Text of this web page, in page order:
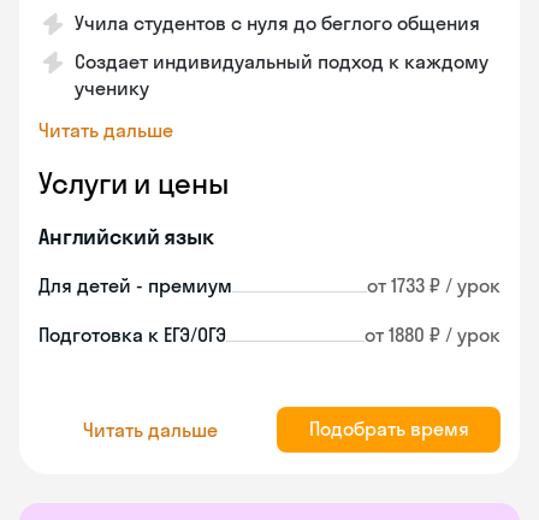
Учила студентов с нуля до беглого общения
Создает индивидуальный подход к каждому
ученику
Читать дальше
Услуги и цены
Английский язык
Для детей - премиум от 1733 ₽ / урок
Подготовка к ЕГЭ/ОГЭ от 1880 ₽ / урок
Читать дальше Подобрать время